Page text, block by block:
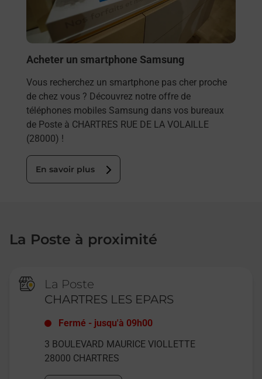
Acheter un smartphone Samsung
Vous recherchez un smartphone pas cher proche
de chez vous ? Découvrez notre offre de
téléphones mobiles Samsung dans vos bureaux
de Poste à CHARTRES RUE DE LA VOLAILLE
(28000) !
En savoir plus
La Poste à proximité
La Poste
CHARTRES LES EPARS
Fermé - jusqu'à 09h00
3 BOULEVARD MAURICE VIOLLETTE
28000 CHARTRES